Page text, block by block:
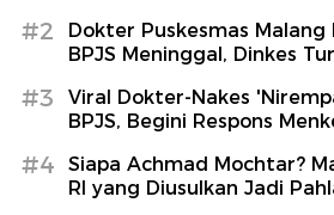
#2
Dokter Puskesmas Malang
BPJS Meninggal, Dinkes
#3
Viral Dokter-Nakes
BPJS, Begini Respons
#4
Siapa Achmad Mochtar?
RI yang Diusulkan Jadi